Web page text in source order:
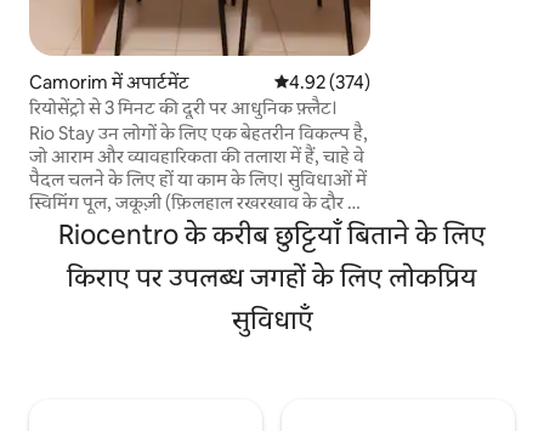
Camorim में अपार्टमेंट औसत रेटिंग 5 में से 4.92, 374 समीक्षाएँ
4.92 (374)
रियोसेंट्रो से 3 मिनट की दूरी पर आधुनिक फ़्लैट।
Rio Stay उन लोगों के लिए एक बेहतरीन विकल्प है,
जो आराम और व्यावहारिकता की तलाश में हैं, चाहे वे
पैदल चलने के लिए हों या काम के लिए। सुविधाओं में
स्विमिंग पूल, जकूज़ी (फ़िलहाल रखरखाव के दौर से
गुज़र रहा है), सॉना, फ़िटनेस सेंटर, लॉन्ड्री रूम और
कई अन्य सुविधाएँ शामिल हैं, साथ ही मुफ़्त पार्किंग
भी है। आधुनिक और आरामदायक, हमारी जगह में
रसोई, एयर कंडीशनिंग, क्वीन बेड, बालकनी है, जहाँ से
बेहद शानदार नज़ारे दिखते हैं! यह एक अच्छी जगह
पर स्थित है, यह रियो सेंट्रो के बगल में और शॉपिंग
Riocentro के करीब छुट्टियाँ बिताने के लिए
किराए पर उपलब्ध जगहों के लिए लोकप्रिय
सुविधाएँ